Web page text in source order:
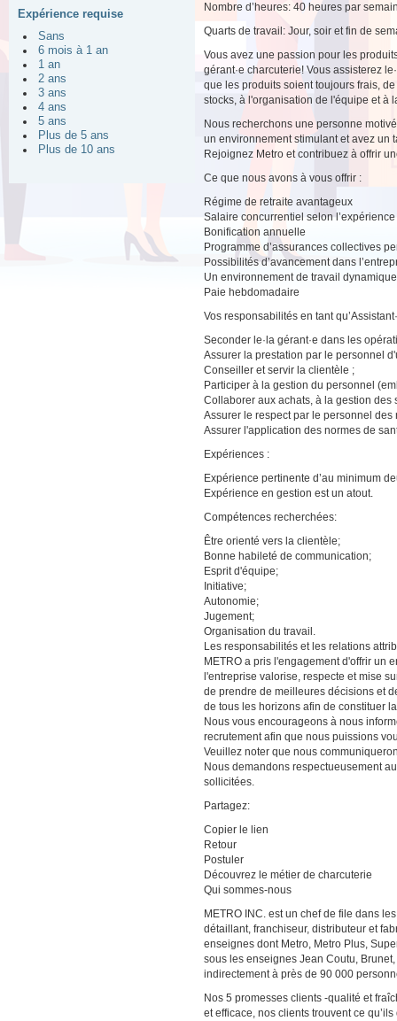
Expérience requise
Sans
6 mois à 1 an
1 an
2 ans
3 ans
4 ans
5 ans
Plus de 5 ans
Plus de 10 ans
Nombre d’heures: 40 heures par
Quarts de travail: Jour, soir et fin de
Vous avez une passion pour les
gérant·e charcuterie! Vous assisterez
que les produits soient toujours frais,
stocks, à l'organisation de l'équipe et à
Nous recherchons une personne
un environnement stimulant et avez un
Rejoignez Metro et contribuez à offrir
Ce que nous avons à vous offrir :
Régime de retraite avantageux
Salaire concurrentiel selon l’expérience
Bonification annuelle
Programme d’assurances collectives
Possibilités d’avancement dans
Un environnement de travail
Paie hebdomadaire
Vos responsabilités en tant
Seconder le·la gérant·e dans les
Assurer la prestation par le personnel
Conseiller et servir la clientèle ;
Participer à la gestion du personnel
Collaborer aux achats, à la gestion des
Assurer le respect par le personnel
Assurer l'application des normes de
Expériences :
Expérience pertinente d’au minimum
Expérience en gestion est un atout.
Compétences recherchées:
Être orienté vers la clientèle;
Bonne habileté de communication;
Esprit d'équipe;
Initiative;
Autonomie;
Jugement;
Organisation du travail.
Les responsabilités et les relations
METRO a pris l'engagement d'offrir un
l'entreprise valorise, respecte et mise
de prendre de meilleures décisions et
de tous les horizons afin de constituer
Nous vous encourageons à nous
recrutement afin que nous puissions
Veuillez noter que nous
Nous demandons respectueusement
sollicitées.
Partagez:
Copier le lien
Retour
Postuler
Découvrez le métier de charcuterie
Qui sommes-nous
METRO INC. est un chef de file dans
détaillant, franchiseur, distributeur et
enseignes dont Metro, Metro Plus,
sous les enseignes Jean Coutu,
indirectement à près de 90 000
Nos 5 promesses clients -qualité et
et efficace, nos clients trouvent ce